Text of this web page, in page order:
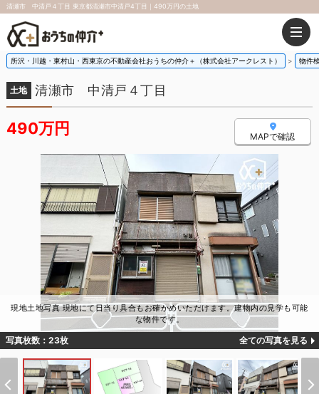
清瀬市 中清戸４丁目 東京都清瀬市中清戸4丁目｜490万円の土地
所沢・川越・東村山・西東京の不動産会社おうちの仲介＋（株式会社アークレスト） 物件
土地 清瀬市 中清戸４丁目
490万円 MAPで確認
現地土地写真 現地にて日当り具合もお確かめいただけます。建物内の見学も可能
な物件です。
写真枚数：23枚 全ての写真を見る